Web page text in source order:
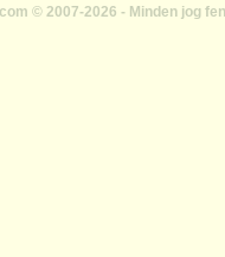
© 2007-2026 - Minden jog